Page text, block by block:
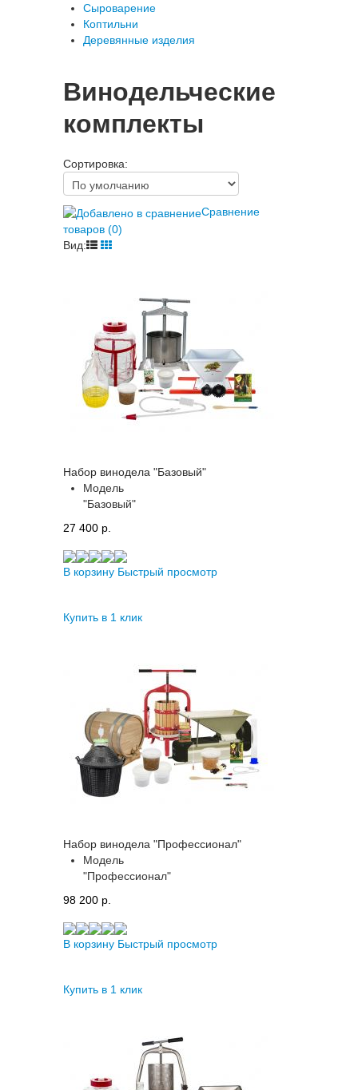
Сыроварение
Коптильни
Деревянные изделия
Винодельческие
комплекты
Сортировка:
Сравнение
товаров (0)
Вид:
Набор винодела "Базовый"
Модель
"Базовый"
27 400 p.
В корзину Быстрый просмотр
Купить в 1 клик
Набор винодела "Профессионал"
Модель
"Профессионал"
98 200 p.
В корзину Быстрый просмотр
Купить в 1 клик